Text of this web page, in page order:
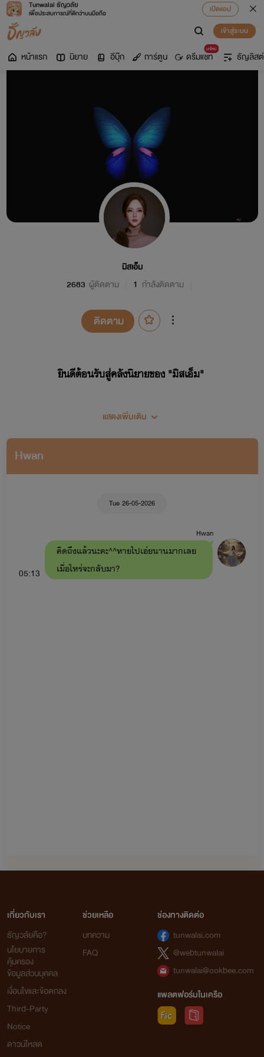
Tunwalai ธัญวลัย
เพื่อประสบการณ์ที่ดีกว่าบนมือถือ
เปิดแอป
เข้าสู่ระบบ
หน้าแรก นิยาย อีบุ๊ก การ์ตูน
มาใหม่
ดรีมแชท ธัญลิสต์
มิสเอ็ม
2683 ผู้ติดตาม 1 กำลังติดตาม
ติดตาม
ยินดีต้อนรับสู่คลังนิยายของ "มิสเอ็ม"
แสดงเพิ่มเติม
Hwan
Tue 26-05-2026
Hwan
05:13
คิดถึงแล้วนะคะ^^หายไปเอ่ยนานมากเลย
เมื่อไหร่จะกลับมา?
เกี่ยวกับเรา
ธัญวลัยคือ?
นโยบายการ
คุ้มครอง
ข้อมูลส่วนบุคคล
เงื่อนไขและข้อตกลง
Third-Party
Notice
ดาวน์โหลด
ช่วยเหลือ
บทความ
FAQ
ช่องทางติดต่อ
tunwalai.com
@webtunwalai
tunwalai@ookbee.com
แพลตฟอร์มในเครือ